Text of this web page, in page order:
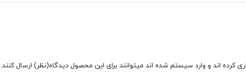
کرده اند و وارد سیستم شده اند میتوانند برای این محصول دیدگاه(نظر) ارسال کنند.